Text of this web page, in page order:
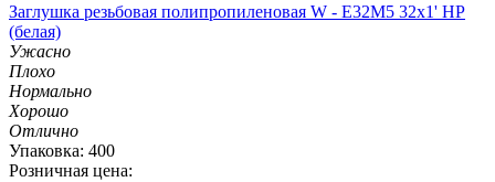
Заглушка резьбовая полипропиленовая W - E32M5 32х1' НР
(белая)
Ужасно
Плохо
Нормально
Хорошо
Отлично
Упаковка: 400
Розничная цена: